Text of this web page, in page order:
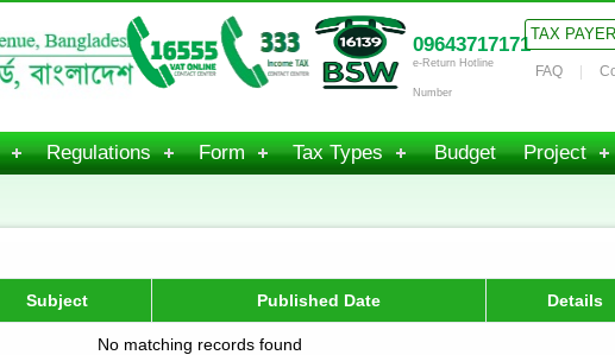
09643717171
e-Return Hotline
Number
TAX
FAQ
Regulations Form Tax Types Budget Project
Subject Published Date Details
No matching records found